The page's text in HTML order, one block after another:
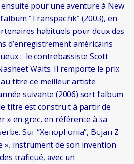
pour une aventure à New
“Transpacifik” (2003), en
habituels pour deux des
d’enregistrement américains
: le contrebassiste Scott
Waits. Il remporte le prix
titre de meilleur artiste
suivante (2006) sort l’album
titre est construit à partir de
» en grec, en référence à sa
Sur “Xenophonia”, Bojan Z
», instrument de son invention,
trafiqué, avec un